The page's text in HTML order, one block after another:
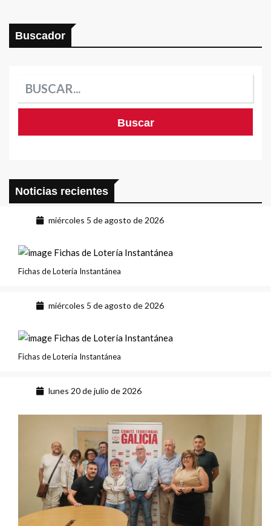
Buscador
Noticias recientes
miércoles 5 de agosto de 2026
Fichas de Lotería Instantánea
miércoles 5 de agosto de 2026
Fichas de Lotería Instantánea
lunes 20 de julio de 2026